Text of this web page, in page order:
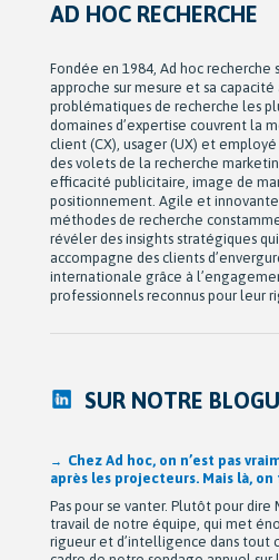
AD HOC RECHERCHE
Fondée en 1984, Ad hoc recherche
approche sur mesure et sa
problématiques de recherche les
domaines d’expertise couvrent la
client (CX), usager (UX) et employé
des volets de la recherche
efficacité publicitaire, image de
positionnement. Agile et
méthodes de recherche
révéler des insights stratégiques
accompagne des clients
internationale grâce à
professionnels reconnus pour leur
SUR NOTRE
Après 42 ans à bâtir Ad hoc
Michel Berne et Stéphan Harris
étape bien méritée : la retraite.
De leurs modestes appartements
de près de 90 employés devenue